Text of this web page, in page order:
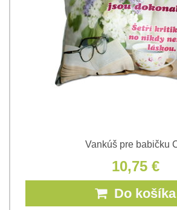
Vankúš pre babičku
10,75 €
Do košíka